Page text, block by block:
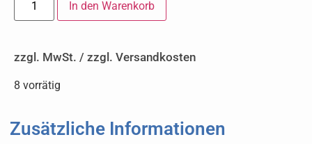
In den Warenkorb
zzgl. MwSt. / zzgl. Versandkosten
8 vorrätig
Zusätzliche Informationen